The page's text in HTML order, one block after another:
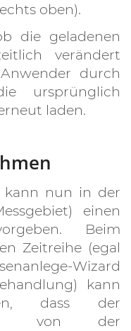
oben).
die geladenen
verändert
durch
ursprünglich
laden.
kann nun in der
einen
Beim
Zeitreihe (egal
Wizard
kann
dass der
von der